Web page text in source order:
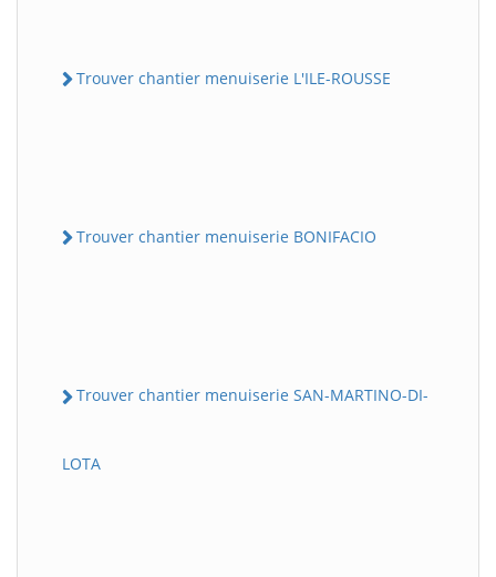
Trouver chantier menuiserie L'ILE-ROUSSE
Trouver chantier menuiserie BONIFACIO
Trouver chantier menuiserie SAN-MARTINO-DI-
LOTA